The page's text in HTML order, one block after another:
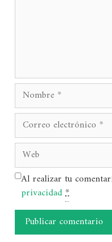
Nombre
Correo
electrónico
Web
Al realizar tu
privacidad*